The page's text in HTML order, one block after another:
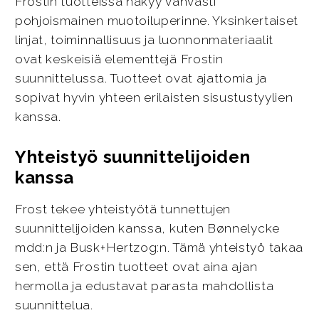
pohjoismainen muotoiluperinne. Yksinkertaiset
linjat, toiminnallisuus ja luonnonmateriaalit
ovat keskeisiä elementtejä Frostin
suunnittelussa. Tuotteet ovat ajattomia ja
sopivat hyvin yhteen erilaisten sisustustyylien
kanssa.
Yhteistyö suunnittelijoiden
kanssa
Frost tekee yhteistyötä tunnettujen
suunnittelijoiden kanssa, kuten Bønnelycke
mdd:n ja Busk+Hertzog:n. Tämä yhteistyö takaa
sen, että Frostin tuotteet ovat aina ajan
hermolla ja edustavat parasta mahdollista
suunnittelua.